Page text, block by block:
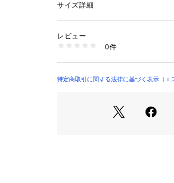
性別：レディース
を除く
生産国：中国製
R53-93351 （ショップ）
サイズ詳細
レビュー
0件
特定商取引に関する法律に基づく表示（エ